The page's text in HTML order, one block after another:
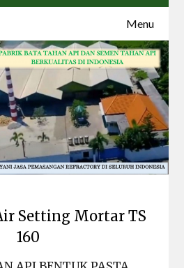
Menu
Setting Mortar TS
160